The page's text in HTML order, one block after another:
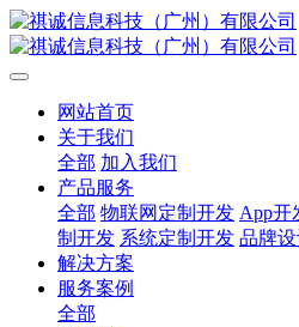
网站首页
关于我们
全部 加入我们
产品服务
全部 物联网定制开发 App开
制开发 系统定制开发 品牌
解决方案
服务案例
全部